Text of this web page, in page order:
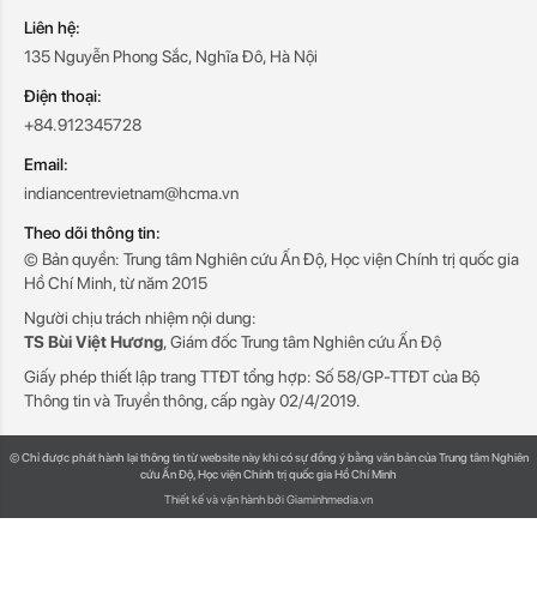
Liên hệ:
135 Nguyễn Phong Sắc, Nghĩa Đô, Hà Nội
Điện thoại:
+84.912345728
Email:
indiancentrevietnam@hcma.vn
Theo dõi thông tin:
© Bản quyền: Trung tâm Nghiên cứu Ấn Độ, Học viện Chính trị quốc gia
Hồ Chí Minh, từ năm 2015
Người chịu trách nhiệm nội dung:
TS Bùi Việt Hương, Giám đốc Trung tâm Nghiên cứu Ấn Độ
Giấy phép thiết lập trang TTĐT tổng hợp: Số 58/GP-TTĐT của Bộ
Thông tin và Truyền thông, cấp ngày 02/4/2019.
© Chỉ được phát hành lại thông tin từ website này khi có sự đồng ý bằng văn bản của Trung tâm Nghiên
cứu Ấn Độ, Học viện Chính trị quốc gia Hồ Chí Minh
Thiết kế và vận hành bởi Giaminhmedia.vn